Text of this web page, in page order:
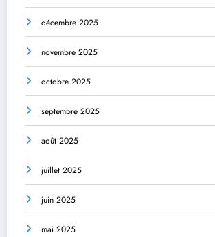
décembre 2025
novembre 2025
octobre 2025
septembre 2025
août 2025
juillet 2025
juin 2025
mai 2025